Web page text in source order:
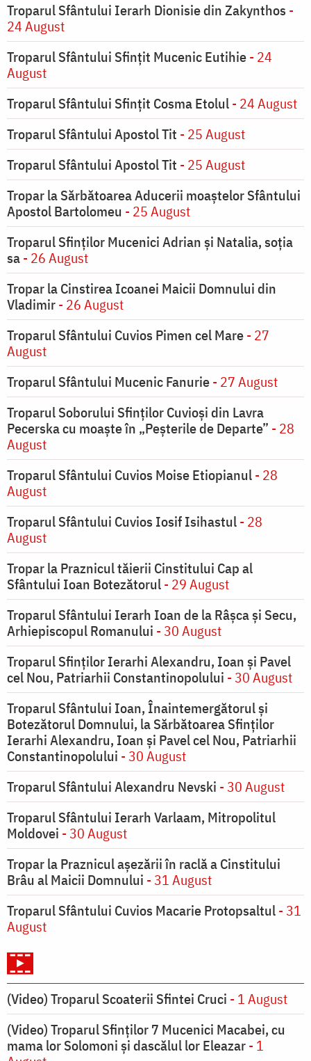
Troparul Sfântului Ierarh Dionisie din Zakynthos -
24 August
Troparul Sfântului Sfinţit Mucenic Eutihie- 24
August
Troparul Sfântului Sfinţit Cosma Etolul- 24 August
Troparul Sfântului Apostol Tit - 25 August
Troparul Sfântului Apostol Tit - 25 August
Tropar la Sărbătoarea Aducerii moaştelor Sfântului
Apostol Bartolomeu - 25 August
Troparul Sfinţilor Mucenici Adrian şi Natalia, soţia
sa- 26 August
Tropar la Cinstirea Icoanei Maicii Domnului din
Vladimir- 26 August
Troparul Sfântului Cuvios Pimen cel Mare- 27
August
Troparul Sfântului Mucenic Fanurie- 27 August
Troparul Soborului Sfinților Cuvioși din Lavra
Pecerska cu moaște în „Peșterile de Departe” - 28
August
Troparul Sfântului Cuvios Moise Etiopianul- 28
August
Troparul Sfântului Cuvios Iosif Isihastul- 28
August
Tropar la Praznicul tăierii Cinstitului Cap al
Sfântului Ioan Botezătorul- 29 August
Troparul Sfântului Ierarh Ioan de la Râşca şi Secu,
Arhiepiscopul Romanului - 30 August
Troparul Sfinţilor Ierarhi Alexandru, Ioan şi Pavel
cel Nou, Patriarhii Constantinopolului - 30 August
Troparul Sfântului Ioan, Înaintemergătorul şi
Botezătorul Domnului, la Sărbătoarea Sfinţilor
Ierarhi Alexandru, Ioan şi Pavel cel Nou, Patriarhii
Constantinopolului - 30 August
Troparul Sfântului Alexandru Nevski - 30 August
Troparul Sfântului Ierarh Varlaam, Mitropolitul
Moldovei - 30 August
Tropar la Praznicul aşezării în raclă a Cinstitului
Brâu al Maicii Domnului - 31 August
Troparul Sfântului Cuvios Macarie Protopsaltul- 31
August
(Video) Troparul Scoaterii Sfintei Cruci - 1 August
(Video) Troparul Sfinților 7 Mucenici Macabei, cu
mama lor Solomoni și dascălul lor Eleazar- 1